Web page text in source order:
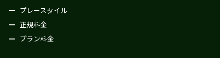
プレースタイル
正規料金
プラン料金